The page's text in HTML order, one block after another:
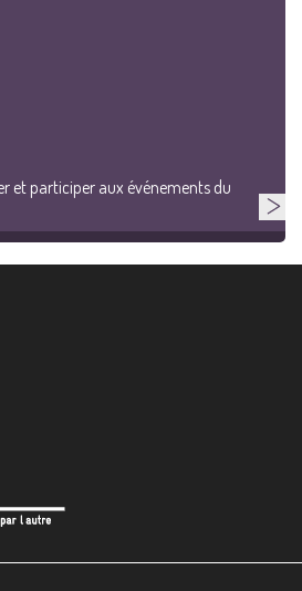
et participer aux événements du